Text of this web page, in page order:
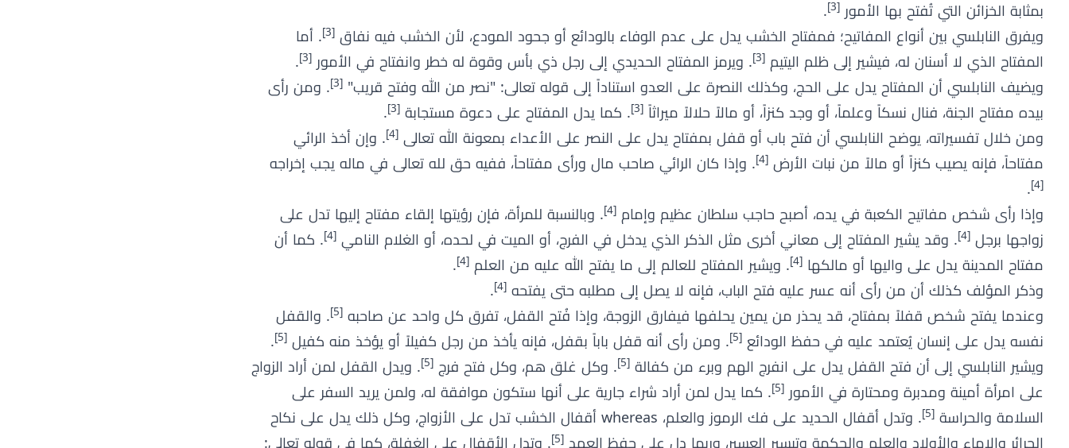
بمثابة الخزائن التي تُفتح بها الأمور [3]
.
ويفرق النابلسي بين أنواع المفاتيح؛ فمفتاح الخشب يدل على عدم الوفاء بالودائع أو جحود المودع، لأن الخشب فيه نفاق [3] . أما
المفتاح الذي لا أسنان له، فيشير إلى ظلم اليتيم [3] . ويرمز المفتاح الحديدي إلى رجل ذي بأس وقوة له خطر وانفتاح في الأمور [3]
.
ويضيف النابلسي أن المفتاح يدل على الحج، وكذلك النصرة على العدو استناداً إلى قوله تعالى: "نصر من الله وفتح قريب" [3] . ومن رأى
بيده مفتاح الجنة، فنال نسكاً وعلماً، أو وجد كنزاً، أو مالاً حلالاً ميراثاً [3] . كما يدل المفتاح على دعوة مستجابة [3]
.
ومن خلال تفسيراته، يوضح النابلسي أن فتح باب أو قفل بمفتاح يدل على النصر على الأعداء بمعونة الله تعالى [4] . وإن أخذ الرائي
مفتاحاً، فإنه يصيب كنزاً أو مالاً من نبات الأرض [4] . وإذا كان الرائي صاحب مال ورأى مفتاحاً، ففيه حق لله تعالى في ماله يجب إخراجه
[4]
.
وإذا رأى شخص مفاتيح الكعبة في يده، أصبح حاجب سلطان عظيم وإمام [4] . وبالنسبة للمرأة، فإن رؤيتها إلقاء مفتاح إليها تدل على
زواجها برجل [4] . وقد يشير المفتاح إلى معاني أخرى مثل الذكر الذي يدخل في الفرج، أو الميت في لحده، أو الغلام النامي [4] . كما أن
مفتاح المدينة يدل على واليها أو مالكها [4] . ويشير المفتاح للعالم إلى ما يفتح الله عليه من العلم [4]
.
وذكر المؤلف كذلك أن من رأى أنه عسر عليه فتح الباب، فإنه لا يصل إلى مطلبه حتى يفتحه [4]
.
وعندما يفتح شخص قفلاً بمفتاح، قد يحذر من يمين يحلفها فيفارق الزوجة، وإذا فُتح القفل، تفرق كل واحد عن صاحبه [5] . والقفل
نفسه يدل على إنسان يُعتمد عليه في حفظ الودائع [5] . ومن رأى أنه قفل باباً بقفل، فإنه يأخذ من رجل كفيلاً أو يؤخذ منه كفيل [5]
.
ويشير النابلسي إلى أن فتح القفل يدل على انفرج الهم وبرء من كفالة [5] . وكل غلق هم، وكل فتح فرج [5] . ويدل القفل لمن أراد الزواج
على امرأة أمينة ومدبرة ومحتارة في الأمور [5] . كما يدل لمن أراد شراء جارية على أنها ستكون موافقة له، ولمن يريد السفر على
السلامة والحراسة [5]
. وتدل أقفال الحديد على فك الرموز والعلم، whereas أقفال الخشب تدل على الأزواج، وكل ذلك يدل على نكاح
[5]